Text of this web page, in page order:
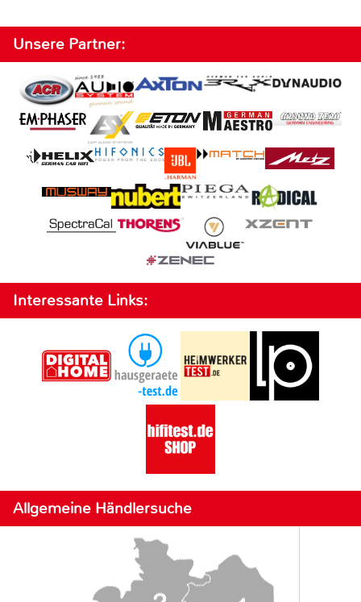
Unsere Partner:
Interessante Links:
Allgemeine Händlersuche